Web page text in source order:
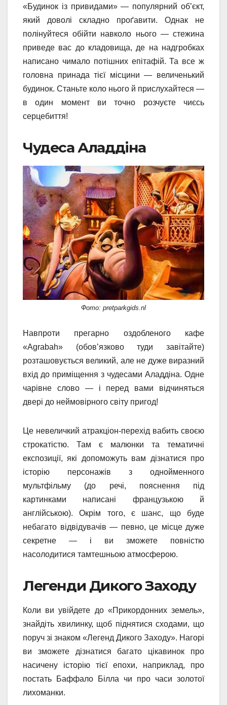
«Будинок із привидами» — популярний об’єкт,
який доволі складно проґавити. Однак не
полінуйтеся обійти навколо нього — стежина
приведе вас до кладовища, де на надгробках
написано чимало потішних епітафій. Та все ж
головна принада тієї місцини — величенький
будинок. Станьте коло нього й прислухайтеся —
в один момент ви точно розчуєте чиєсь
серцебиття!
Чудеса Аладдіна
Фото: pretparkgids.nl
Навпроти прегарно оздобленого кафе
«Agrabah» (обов’язково туди завітайте)
розташовується великий, але не дуже виразний
вхід до приміщення з чудесами Аладдіна. Одне
чарівне слово — і перед вами відчиняться
двері до неймовірного світу пригод!
Це невеличкий атракціон-перехід вабить своєю
строкатістю. Там є малюнки та тематичні
експозиції, які допоможуть вам дізнатися про
історію персонажів з однойменного
мультфільму (до речі, пояснення під
картинками написані французькою й
англійською). Окрім того, є шанс, що буде
небагато відвідувачів — певно, це місце дуже
секретне — і ви зможете повністю
насолодитися тамтешньою атмосферою.
Легенди Дикого Заходу
Коли ви увійдете до «Прикордонних земель»,
знайдіть хвилинку, щоб піднятися сходами, що
поруч зі знаком «Легенд Дикого Заходу». Нагорі
ви зможете дізнатися багато цікавинок про
насичену історію тієї епохи, наприклад, про
постать Баффало Білла чи про часи золотої
лихоманки.